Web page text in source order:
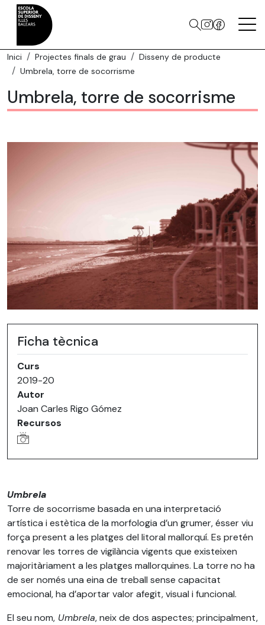
Inici Projectes finals de grau
Disseny de producte
Umbrela, torre de socorrisme
Umbrela, torre de socorrisme
Ficha tècnica
Curs
2019-20
Autor
Joan Carles Rigo Gómez
Recursos
Umbrela
Torre de socorrisme basada en una interpretació
artística i estètica de la morfologia d’un grumer, ésser viu
força present a les platges del litoral mallorquí. Es pretén
renovar les torres de vigilància vigents que existeixen
majoritàriament a les platges mallorquines. La torre no ha
de ser només una eina de treball sense capacitat
emocional, ha d’aportar valor afegit, visual i funcional.
El seu nom, Umbrela, neix de dos aspectes; principalment,